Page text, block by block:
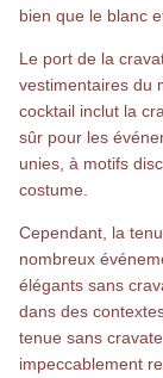
bien que le blanc
Le port de la
vestimentaires du
cocktail inclut la
sûr pour les
unies, à motifs
costume.
Cependant, la
nombreux
élégants sans
dans des
tenue sans
impeccablement